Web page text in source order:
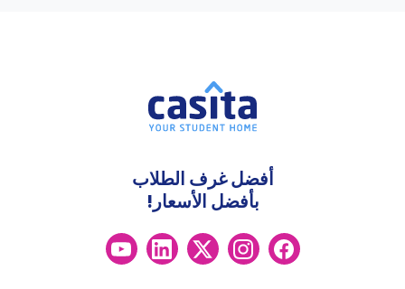
أفضل غرف الطلاب
بأفضل الأسعار!